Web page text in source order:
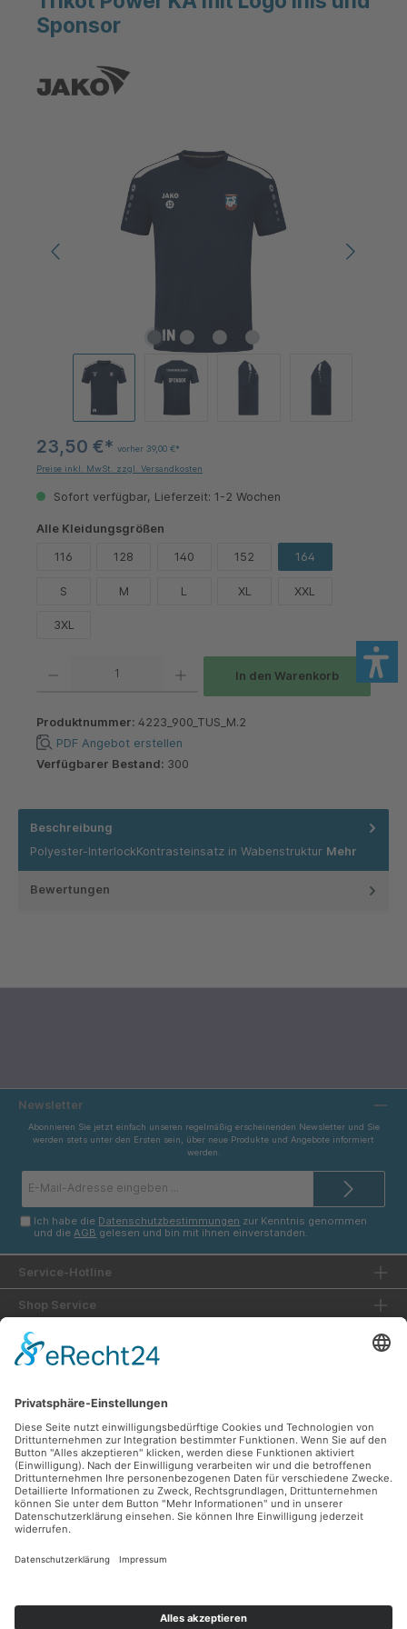
Sponsor
Bildergalerie überspringen
23,50 €* vorher 39,00 €*
Preise inkl. MwSt. zzgl. Versandkosten
Sofort verfügbar, Lieferzeit: 1-2 Wochen
Alle Kleidungsgrößen
116 128 140 152 164
S M L XL XXL
3XL
Produkt Anzahl: Gib den gewünschten Wert ein oder benutze die Schaltflächen um die
In den Warenkorb
Produktnummer: 4223_900_TUS_M.2
PDF Angebot erstellen
Verfügbarer Bestand: 300
Beschreibung
Polyester-InterlockKontrasteinsatz in Wabenstruktur Mehr
Bewertungen
Newsletter
Abonnieren Sie jetzt einfach unseren regelmäßig erscheinenden Newsletter und Sie
werden stets unter den Ersten sein, über neue Produkte und Angebote informiert
werden.
Mail-
Ich habe die Datenschutzbestimmungen zur Kenntnis genommen
und dieAGB gelesen und bin mit ihnen einverstanden.
Service-Hotline
Shop Service
Informationen
Versandarten
Unsere Communities
Zahlungsarten
Ladengeschäft